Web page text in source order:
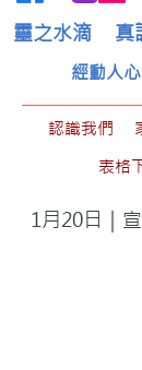
靈之水滴 真
經動人心
認識我們
表格
1月20日｜